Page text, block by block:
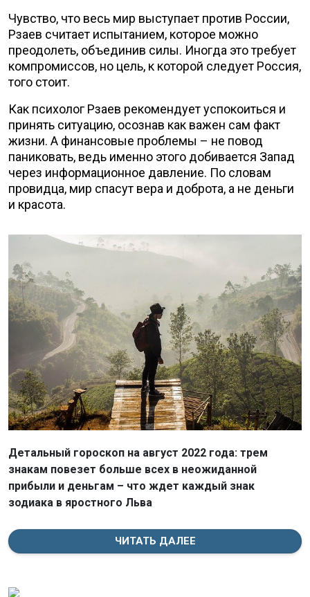
Чувство, что весь мир выступает против России,
Рзаев считает испытанием, которое можно
преодолеть, объединив силы. Иногда это требует
компромиссов, но цель, к которой следует Россия,
того стоит.
Как психолог Рзаев рекомендует успокоиться и
принять ситуацию, осознав как важен сам факт
жизни. А финансовые проблемы – не повод
паниковать, ведь именно этого добивается Запад
через информационное давление. По словам
провидца, мир спасут вера и доброта, а не деньги
и красота.
ЧИТАТЬ ДАЛЕЕ
Детальный гороскоп на август 2022 года: трем
знакам повезет больше всех в неожиданной
прибыли и деньгам – что ждет каждый знак
зодиака в яростного Льва